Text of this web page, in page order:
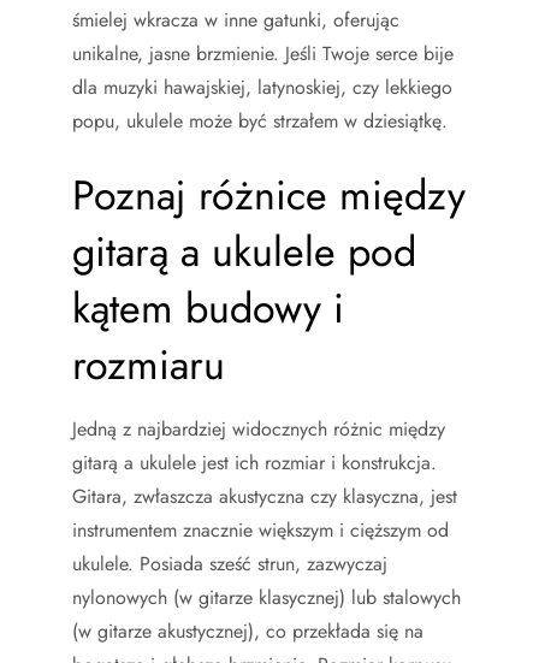
śmielej wkracza w inne gatunki, oferując
unikalne, jasne brzmienie. Jeśli Twoje serce bije
dla muzyki hawajskiej, latynoskiej, czy lekkiego
popu, ukulele może być strzałem w dziesiątkę.
Poznaj różnice między
gitarą a ukulele pod
kątem budowy i
rozmiaru
Jedną z najbardziej widocznych różnic między
gitarą a ukulele jest ich rozmiar i konstrukcja.
Gitara, zwłaszcza akustyczna czy klasyczna, jest
instrumentem znacznie większym i cięższym od
ukulele. Posiada sześć strun, zazwyczaj
nylonowych (w gitarze klasycznej) lub stalowych
(w gitarze akustycznej), co przekłada się na